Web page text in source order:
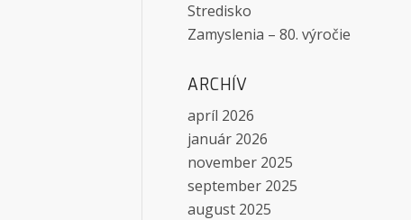
Stredisko
Zamyslenia – 80. výročie
ARCHÍV
apríl 2026
január 2026
november 2025
september 2025
august 2025